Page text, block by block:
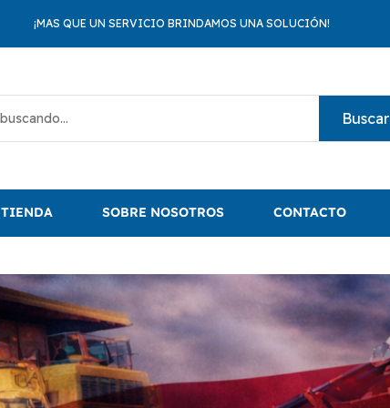
¡MAS QUE UN SERVICIO BRINDAMOS UNA SOLUCIÓN!
Buscar
TIENDA SOBRE NOSOTROS CONTACTO